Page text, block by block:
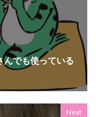
んでも使っている
Next